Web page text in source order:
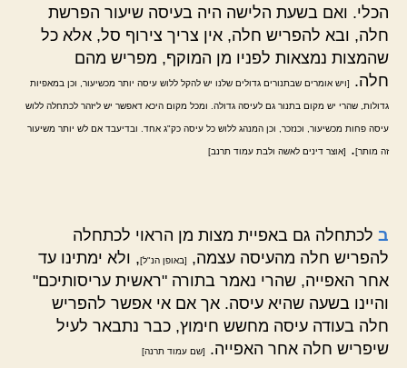
הכלי. ואם בשעת הלישה היה בעיסה שיעור הפרשת
חלה, ובא להפריש חלה, אין צריך צירוף סל, אלא כל
שהמצות נמצאות לפניו מן המוקף, מפריש מהם
חלה.
[ויש אומרים שבתנורים גדולים שלנו יש להקל ללוש עיסה יותר מכשיעור, וכן במאפיות
גדולות, שהרי יש מקום בתנור גם לעיסה גדולה. ומכל מקום היכא דאפשר יש ליזהר לכתחלה ללוש
עיסה פחות מכשיעור, וכנזכר, וכן המנהג ללוש כל עיסה כק"ג אחד. ובדיעבד אם לש יותר משיעור
זה מותר]. [אוצר דינים לאשה ולבת עמוד תרנב]
ב לכתחלה גם באפיית מצות מן הראוי לכתחלה
להפריש חלה מהעיסה עצמה,
[באופן הנ"ל], ולא ימתינו עד
אחר האפייה, שהרי נאמר בתורה "ראשית עריסותיכם"
והיינו בשעה שהיא עיסה. אך אם אי אפשר להפריש
חלה בעודה עיסה מחשש חימוץ, כבר נתבאר לעיל
שיפריש חלה אחר האפייה.
[שם עמוד תרנה]